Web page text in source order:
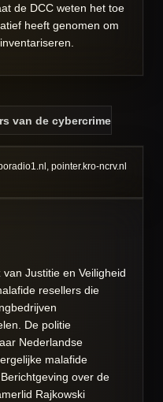
de DCC weten het toe
heeft genomen om
van de cybercrime
pointer.kro-ncrv.nl
Justitie en Veiligheid
resellers die
De politie
Nederlandse
malafide
over de
Rajkowski